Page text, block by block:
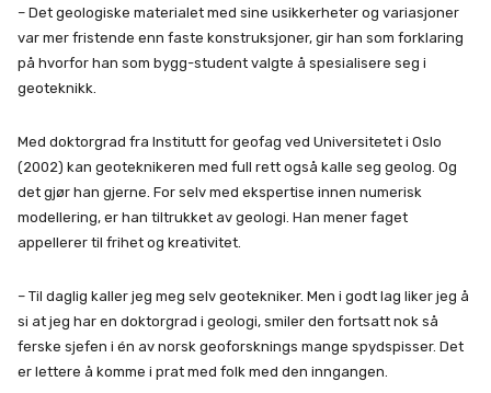
– Det geologiske materialet med sine usikkerheter og variasjoner
var mer fristende enn faste konstruksjoner, gir han som forklaring
på hvorfor han som bygg-student valgte å spesialisere seg i
geoteknikk.
Med doktorgrad fra Institutt for geofag ved Universitetet i Oslo
(2002) kan geoteknikeren med full rett også kalle seg geolog. Og
det gjør han gjerne. For selv med ekspertise innen numerisk
modellering, er han tiltrukket av geologi. Han mener faget
appellerer til frihet og kreativitet.
– Til daglig kaller jeg meg selv geotekniker. Men i godt lag liker jeg å
si at jeg har en doktorgrad i geologi, smiler den fortsatt nok så
ferske sjefen i én av norsk geoforsknings mange spydspisser. Det
er lettere å komme i prat med folk med den inngangen.